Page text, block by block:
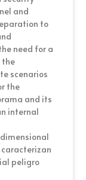
and
to
need for a
the
scenarios
the
and its
internal
peligro